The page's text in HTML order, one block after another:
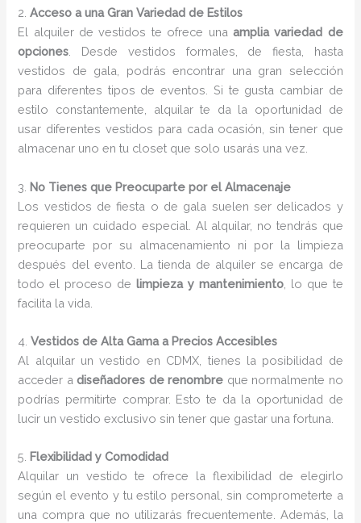
2.Acceso a una Gran Variedad de Estilos
El alquiler de vestidos te ofrece una amplia variedad de
opciones . Desde vestidos formales, de fiesta, hasta
vestidos de gala, podrás encontrar una gran selección
para diferentes tipos de eventos. Si te gusta cambiar de
estilo constantemente, alquilar te da la oportunidad de
usar diferentes vestidos para cada ocasión, sin tener que
almacenar uno en tu closet que solo usarás una vez.
3. No Tienes que Preocuparte por el Almacenaje
Los vestidos de fiesta o de gala suelen ser delicados y
requieren un cuidado especial. Al alquilar, no tendrás que
preocuparte por su almacenamiento ni por la limpieza
después del evento. La tienda de alquiler se encarga de
todo el proceso de limpieza y mantenimiento, lo que te
facilita la vida.
4.Vestidos de Alta Gama a Precios Accesibles
Al alquilar un vestido en CDMX, tienes la posibilidad de
acceder adiseñadores de renombre que normalmente no
podrías permitirte comprar. Esto te da la oportunidad de
lucir un vestido exclusivo sin tener que gastar una fortuna.
5. Flexibilidad y Comodidad
Alquilar un vestido te ofrece la flexibilidad de elegirlo
según el evento y tu estilo personal, sin comprometerte a
una compra que no utilizarás frecuentemente. Además, la